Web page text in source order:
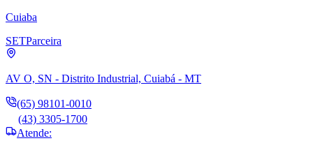
Cuiaba
SETParceira
AV O, SN - Distrito Industrial, Cuiabá - MT
(65) 98101-0010
(43) 3305-1700
Atende: